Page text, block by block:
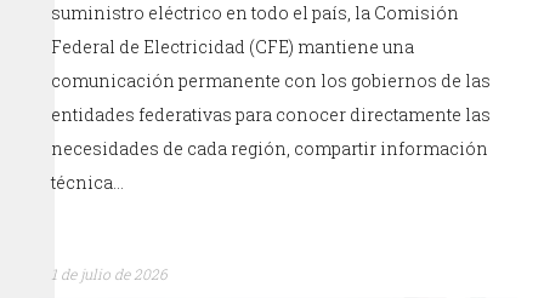
suministro eléctrico en todo el país, la Comisión
Federal de Electricidad (CFE) mantiene una
comunicación permanente con los gobiernos de las
entidades federativas para conocer directamente las
necesidades de cada región, compartir información
técnica…
1 de julio de 2026